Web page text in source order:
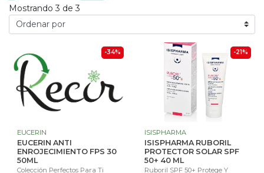
Mostrando 3 de 3
-34%
EUCERIN
EUCERIN ANTI
ENROJECIMIENTO FPS 30
50ML
Colección Perfectos Para Ti
-21%
ISISPHARMA
ISISPHARMA RUBORIL
PROTECTOR SOLAR SPF
50+ 40 ML
Ruboril SPF 50+ Protege Y